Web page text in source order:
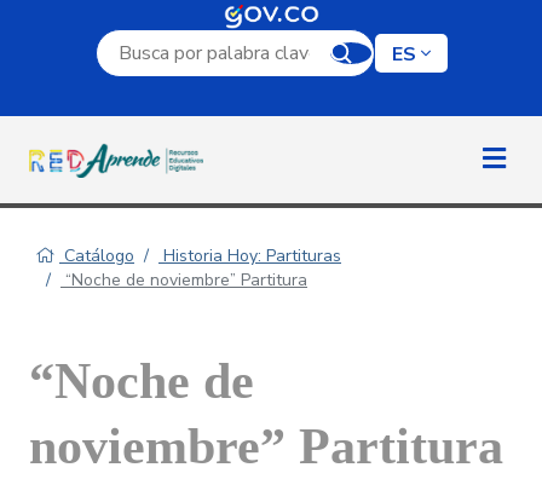
Campo de búsqueda por palabra clave
ES
Catálogo
Historia Hoy: Partituras
“Noche de noviembre” Partitura
“Noche de
noviembre” Partitura